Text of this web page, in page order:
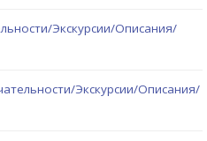
Экскурсии/Описания/
Экскурсии/Описания/